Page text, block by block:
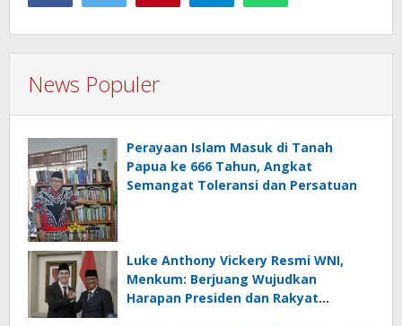
News Populer
Perayaan Islam Masuk di Tanah
Papua ke 666 Tahun, Angkat
Semangat Toleransi dan Persatuan
Luke Anthony Vickery Resmi WNI,
Menkum: Berjuang Wujudkan
Harapan Presiden dan Rakyat